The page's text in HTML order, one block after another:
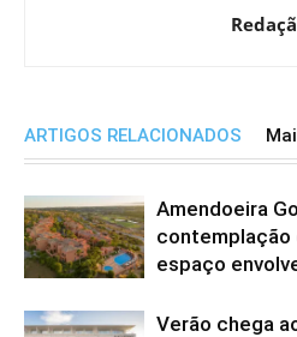
ARTIGOS RELACIONADOS
Amendoeira
contemplação
espaço
Verão chega